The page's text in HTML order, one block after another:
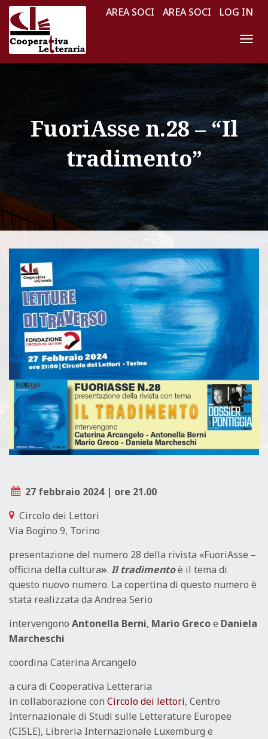
AREA SOCI AREA SOCI LOG IN
A
V
I
G
A
Z
I
O
N
E
T
O
FuoriAsse n.28 – “Il
tradimento”
27 febbraio 2024 | ore 21.00
Circolo dei Lettori
Via Bogino 9, Torino
presentazione del numero 28 della rivista «FuoriAsse –
officina della cultura». Il tradimentoè il tema di
questo nuovo numero. La copertina di questo numero è
stata realizzata da Andrea Serio
intervengono Antonella Berni, Mario Grecoe Daniela
Marcheschi
coordina Caterina Arcangelo
a cura di Cooperativa Letteraria
in collaborazione con Circolo dei lettori, Centro
Internazionale di Studi sulle Letterature Europee
(CISLE), Libreria Internazionale Luxemburg e